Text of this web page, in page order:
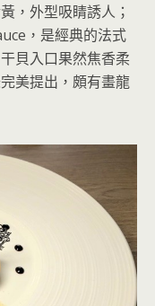
，外型吸睛誘人；
，是經典的法式
貝入口果然焦香柔
美提出，頗有畫龍